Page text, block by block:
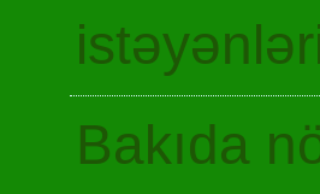
Bakıda